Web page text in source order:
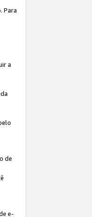
Para
a
de
e-